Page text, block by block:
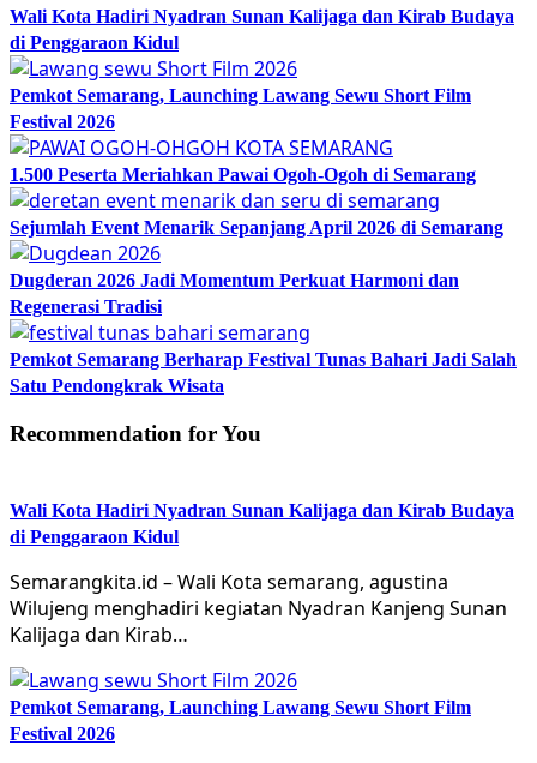
Wali Kota Hadiri Nyadran Sunan Kalijaga dan Kirab Budaya
di Penggaraon Kidul
Pemkot Semarang, Launching Lawang Sewu Short Film
Festival 2026
1.500 Peserta Meriahkan Pawai Ogoh-Ogoh di Semarang
Sejumlah Event Menarik Sepanjang April 2026 di Semarang
Dugderan 2026 Jadi Momentum Perkuat Harmoni dan
Regenerasi Tradisi
Pemkot Semarang Berharap Festival Tunas Bahari Jadi Salah
Satu Pendongkrak Wisata
Recommendation for You
Wali Kota Hadiri Nyadran Sunan Kalijaga dan Kirab Budaya
di Penggaraon Kidul
Semarangkita.id – Wali Kota semarang, agustina
Wilujeng menghadiri kegiatan Nyadran Kanjeng Sunan
Kalijaga dan Kirab…
Pemkot Semarang, Launching Lawang Sewu Short Film
Festival 2026